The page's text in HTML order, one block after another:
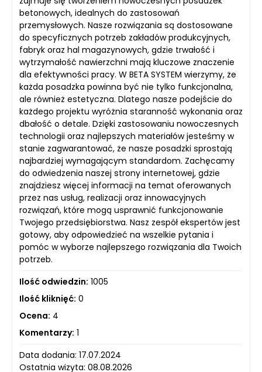
betonowych, idealnych do zastosowań
przemysłowych. Nasze rozwiązania są dostosowane
do specyficznych potrzeb zakładów produkcyjnych,
fabryk oraz hal magazynowych, gdzie trwałość i
wytrzymałość nawierzchni mają kluczowe znaczenie
dla efektywności pracy. W BETA SYSTEM wierzymy, że
każda posadzka powinna być nie tylko funkcjonalna,
ale również estetyczna. Dlatego nasze podejście do
każdego projektu wyróżnia staranność wykonania oraz
dbałość o detale. Dzięki zastosowaniu nowoczesnych
technologii oraz najlepszych materiałów jesteśmy w
stanie zagwarantować, że nasze posadzki sprostają
najbardziej wymagającym standardom. Zachęcamy
do odwiedzenia naszej strony internetowej, gdzie
znajdziesz więcej informacji na temat oferowanych
przez nas usług, realizacji oraz innowacyjnych
rozwiązań, które mogą usprawnić funkcjonowanie
Twojego przedsiębiorstwa. Nasz zespół ekspertów jest
gotowy, aby odpowiedzieć na wszelkie pytania i
pomóc w wyborze najlepszego rozwiązania dla Twoich
potrzeb.
Ilość odwiedzin: 1005
Ilość kliknięć: 0
Ocena: 4
Komentarzy: 1
Data dodania: 17.07.2024
Ostatnia wizyta: 08.08.2026